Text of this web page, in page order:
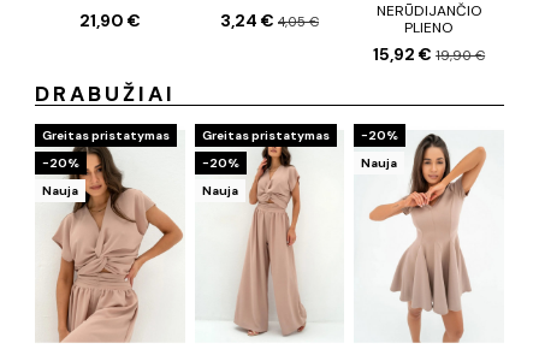
21,90 € 3,24 € 4,05 €
NERŪDIJANČIO
PLIENO
15,92 €19,90 €
DRABUŽIAI
Greitas pristatymas
−20%
Nauja
Greitas pristatymas
−20%
Nauja
−20%
Nauja